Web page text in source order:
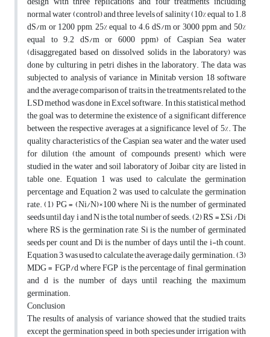
normal water (control) and three levels of salinity (10% equal to 1.8
dS/m or 1200 ppm, 25% equal to 4.6 dS/m or 3000 ppm, and 50%
equal to 9.2 dS/m or 6000 ppm) of Caspian Sea water
(disaggregated based on dissolved solids in the laboratory) was
done by culturing in petri dishes in the laboratory. The data was
subjected to analysis of variance in Minitab version 18 software
and the average comparison of traits in the treatments related to the
LSD method was done in Excel software. In this statistical method,
the goal was to determine the existence of a significant difference
between the respective averages at a significance level of 5%. The
quality characteristics of the Caspian sea water and the water used
for dilution (the amount of compounds present) which were
studied in the water and soil laboratory of Joibar city are listed in
table one. Equation 1 was used to calculate the germination
percentage and Equation 2 was used to calculate the germination
rate. (1) PG = (Ni/N)×100 where Ni is the number of germinated
seeds until day i and N is the total number of seeds. (2) RS = ΣSi /Di
where RS is the germination rate, Si is the number of germinated
seeds per count and Di is the number of days until the i-th count.
Equation 3 was used to calculate the average daily germination. (3)
MDG = FGP/d where FGP is the percentage of final germination
and d is the number of days until reaching the maximum
germination.
Conclusion
The results of analysis of variance showed that the studied traits,
except the germination speed, in both species under irrigation with